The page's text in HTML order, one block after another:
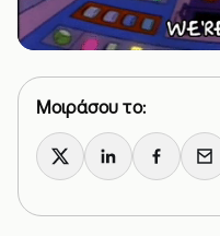
Μοιράσου το:
X LinkedIn